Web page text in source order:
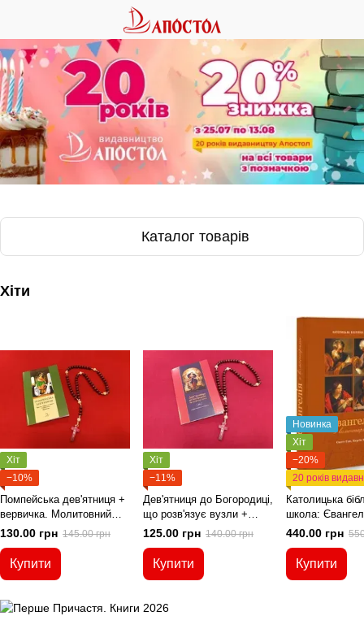
Каталог товарів
Хіти
Хіт
−10%
Помпейська дев'ятниця +
вервичка. Молитовний
набір.
130.00 грн 145.00 грн
Купити
Хіт
−11%
Дев'ятниця до Богородиці,
що розв'язує вузли +
вервичка. Молитовний
125.00 грн 140.00 грн
Купити
Новинка
Хіт
−20%
Католицька
школа:
коментарями
440.00 грн
Купити